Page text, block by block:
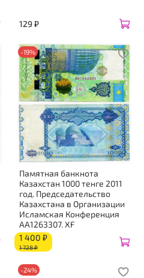
129 ₽
-19%
Памятная банкнота
Казахстан 1000 тенге 2011
год. Председательство
Казахстана в Организации
Исламская Конференция
АА1263307. ХF
1 400 ₽
1 728 ₽
-24%